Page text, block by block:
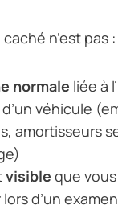
n’est pas :
normale liée à
véhicule
amortisseurs
visible que
d’un